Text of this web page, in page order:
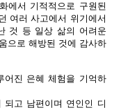
에서 기적적으로 구원된
여러 사고에서 위기에서
것 등 일상 삶의 어려운
으로 해방된 것에 감사하
어진 은혜 체험을 기억하
되고 남편이며 연인인 디